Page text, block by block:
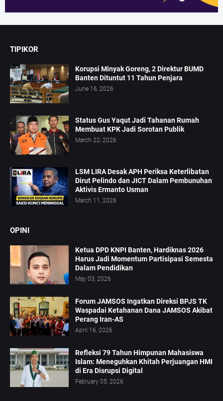
TIPIKOR
Korupsi Minyak Goreng, 2 Direktur BUMD
Banten Dituntut 11 Tahun Penjara
June 16, 2026
Status Gus Yaqut Jadi Tahanan Rumah
Membuat KPK Jadi Sorotan Publik
March 22, 2026
LSM LIRA Desak APH Periksa Keterlibatan
Dirut Pelindo dan JICT Dalam Pembunuhan
Aktivis Ermanto Usman
March 11, 2026
OPINI
Ketua DPD KNPI Banten, Hardiknas 2026
Harus Jadi Momentum Partisipasi Semesta
Dalam Pendidikan
May 03, 2026
Forum JAMSOS Ingatkan Direksi BPJS TK
Waspadai Ketahanan Dana JAMSOS Akibat
Perang Iran-AS
April 16, 2026
Refleksi 79 Tahun Himpunan Mahasiswa
Islam: Meneguhkan Khitah Perjuangan HMI
di Era Disrupsi Digital
February 05, 2026